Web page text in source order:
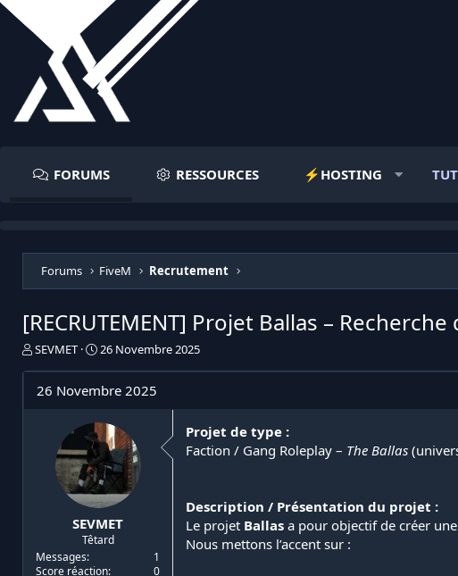
FORUMS RESSOURCES ⚡️HOSTING
Forums FiveM Recrutement
[RECRUTEMENT] Projet Ballas –
I
t
a
SEVMET
D
e
e
d
é
b
u
t
26 Novembre 2025
26 Novembre 2025
SEVMET
Têtard
Messages
1
Score réaction
0
Projet de type :
Faction / Gang Roleplay – The Ballas
Description / Présentation du projet :
Le projet Ballas a pour objectif de créer
Nous mettons l’accent sur :